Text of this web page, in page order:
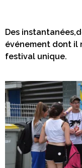
Des
événement dont il
festival unique.